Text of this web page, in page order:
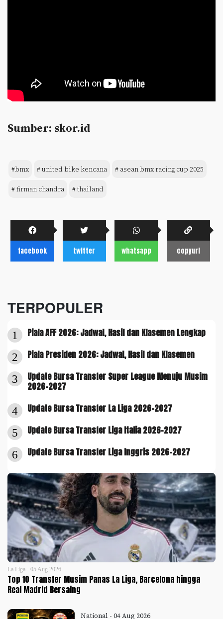
Sumber: skor.id
#bmx # united bike kencana # asean bmx racing cup 2025
# firman chandra # thailand
facebook twitter whatsapp copyurl
TERPOPULER
1 Piala AFF 2026: Jadwal, Hasil dan Klasemen Lengkap
2 Piala Presiden 2026: Jadwal, Hasil dan Klasemen
3
Update Bursa Transfer Super League Menuju Musim
2026-2027
4 Update Bursa Transfer La Liga 2026-2027
5 Update Bursa Transfer Liga Italia 2026-2027
6 Update Bursa Transfer Liga Inggris 2026-2027
La Liga - 05 Aug 2026
Top 10 Transfer Musim Panas La Liga, Barcelona hingga
Real Madrid Bersaing
National - 04 Aug 2026